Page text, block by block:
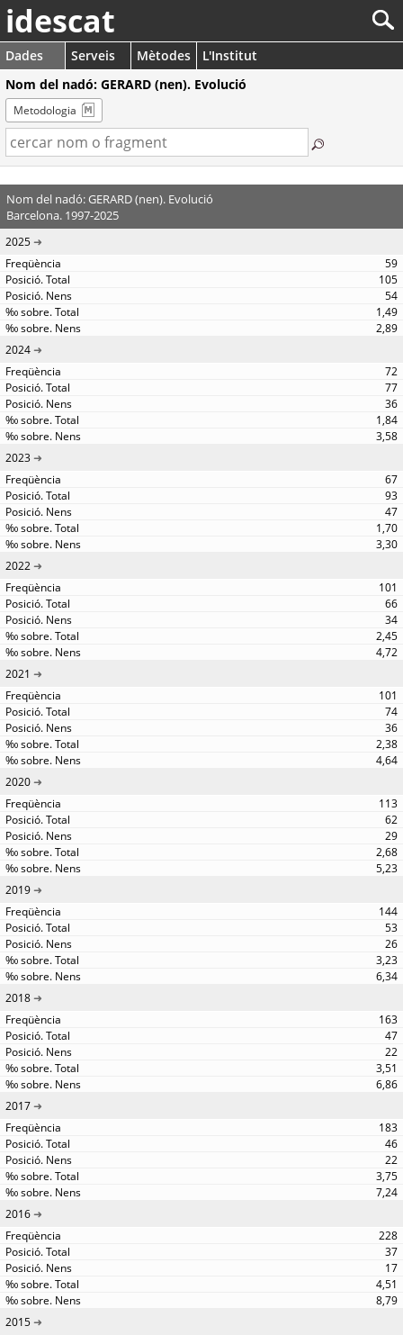
idescat
Dades Serveis Mètodes
L'Institut
Nom del nadó: GERARD (nen). Evolució
Metodologia
Nom del nadó: GERARD (nen). Evolució
Barcelona. 1997-2025
2025
59
105
54
1,49
2,89
2024
72
77
36
1,84
3,58
2023
67
93
47
1,70
3,30
2022
101
66
34
2,45
4,72
2021
101
74
36
2,38
4,64
2020
113
62
29
2,68
5,23
2019
144
53
26
3,23
6,34
2018
163
47
22
3,51
6,86
2017
183
46
22
3,75
7,24
2016
228
37
17
4,51
8,79
2015